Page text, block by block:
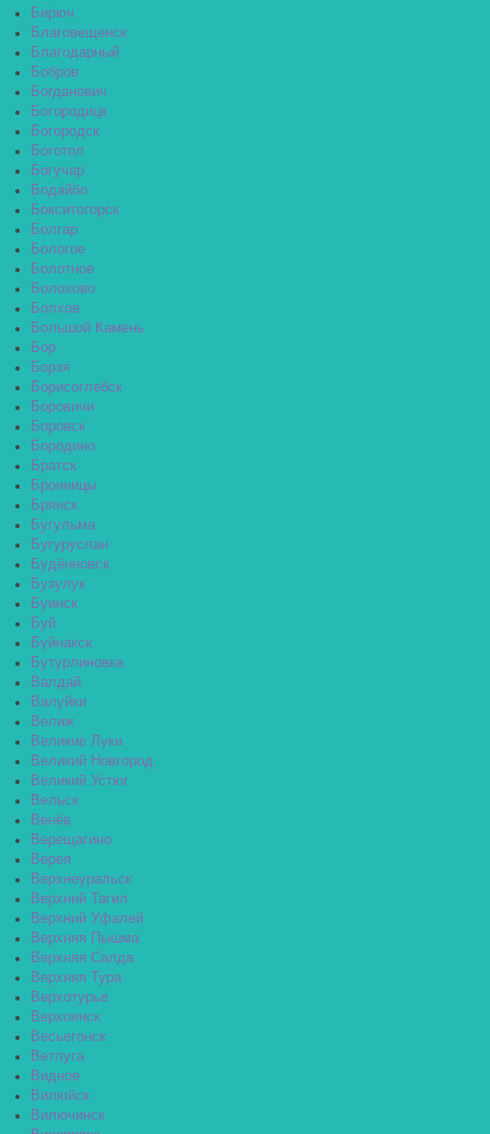
Бирюч
Благовещенск
Благодарный
Бобров
Богданович
Богородицк
Богородск
Боготол
Богучар
Бодайбо
Бокситогорск
Болгар
Бологое
Болотное
Болохово
Болхов
Большой Камень
Бор
Борзя
Борисоглебск
Боровичи
Боровск
Бородино
Братск
Бронницы
Брянск
Бугульма
Бугуруслан
Будённовск
Бузулук
Буинск
Буй
Буйнакск
Бутурлиновка
Валдай
Валуйки
Велиж
Великие Луки
Великий Новгород
Великий Устюг
Вельск
Венёв
Верещагино
Верея
Верхнеуральск
Верхний Тагил
Верхний Уфалей
Верхняя Пышма
Верхняя Салда
Верхняя Тура
Верхотурье
Верхоянск
Весьегонск
Ветлуга
Видное
Вилюйск
Вилючинск